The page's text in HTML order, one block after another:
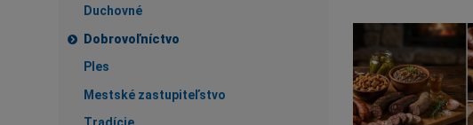
Duchovné
Dobrovoľníctvo
Ples
Mestské zastupiteľstvo